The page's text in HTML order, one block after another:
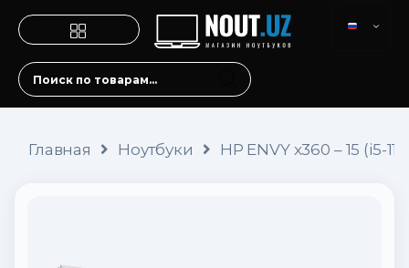
Главная Ноутбуки HP ENVY x360 – 15 (i5-